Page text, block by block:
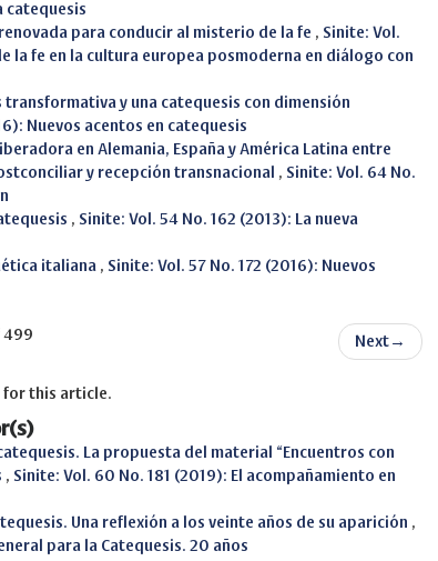
catequesis
para conducir al misterio de la fe , Sinite: Vol.
la fe en la cultura europea posmoderna en diálogo con
transformativa y una catequesis con dimensión
Nuevos acentos en catequesis
en Alemania, España y América Latina entre
y recepción transnacional , Sinite: Vol. 64 No.
, Sinite: Vol. 54 No. 162 (2013): La nueva
italiana , Sinite: Vol. 57 No. 172 (2016): Nuevos
499 Next →
for this article.
La propuesta del material “Encuentros con
, Sinite: Vol. 60 No. 181 (2019): El acompañamiento en
Una reflexión a los veinte años de su aparición ,
para la Catequesis. 20 años